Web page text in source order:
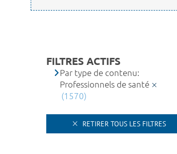
FILTRES ACTIFS
Par type de contenu:
Professionnels de santé
(1570)
RETIRER TOUS LES FILTRES